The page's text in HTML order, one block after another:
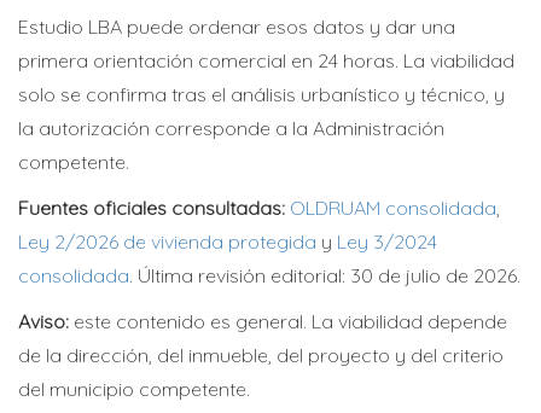
Estudio LBA puede ordenar esos datos y dar una
primera orientación comercial en 24 horas. La viabilidad
solo se confirma tras el análisis urbanístico y técnico, y
la autorización corresponde a la Administración
competente.
Fuentes oficiales consultadas: OLDRUAM consolidada,
Ley 2/2026 de vivienda protegida y Ley 3/2024
consolidada. Última revisión editorial: 30 de julio de 2026.
Aviso: este contenido es general. La viabilidad depende
de la dirección, del inmueble, del proyecto y del criterio
del municipio competente.